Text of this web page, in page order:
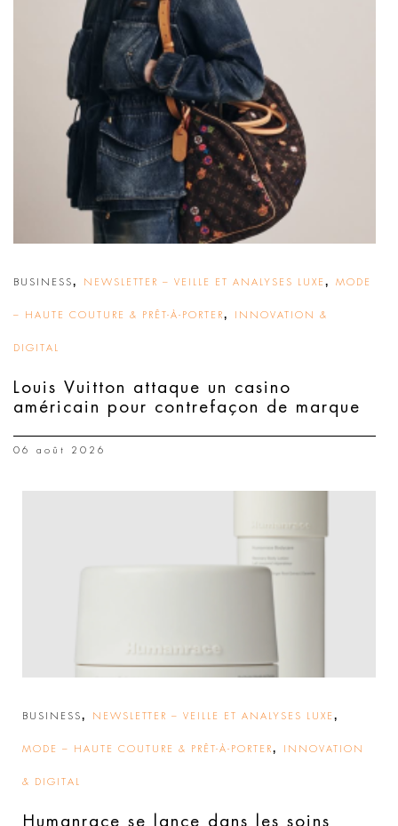
BUSINESS, NEWSLETTER – VEILLE ET ANALYSES LUXE , MODE
– HAUTE COUTURE & PRÊT-À-PORTER, INNOVATION &
DIGITAL
Louis Vuitton attaque un casino
américain pour contrefaçon de marque
06 août 2026
BUSINESS, NEWSLETTER – VEILLE ET ANALYSES LUXE ,
MODE – HAUTE COUTURE & PRÊT-À-PORTER, INNOVATION
& DIGITAL
Humanrace se lance dans les soins